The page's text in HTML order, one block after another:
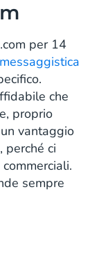
per 14
messaggistica
che
proprio
vantaggio
perché ci
sempre